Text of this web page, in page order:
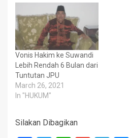
Vonis Hakim ke Suwandi
Lebih Rendah 6 Bulan dari
Tuntutan JPU
March 26, 2021
In "HUKUM"
Silakan Dibagikan